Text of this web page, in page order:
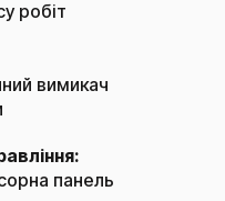
робіт
вимикач
панель